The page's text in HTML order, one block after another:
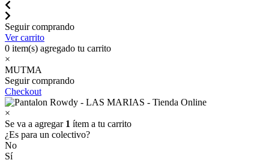
Seguir comprando
Ver carrito
0 item(s) agregado tu carrito
×
MUTMA
Seguir comprando
Checkout
×
Se va a agregar 1 ítem a tu carrito
¿Es para un colectivo?
No
Sí